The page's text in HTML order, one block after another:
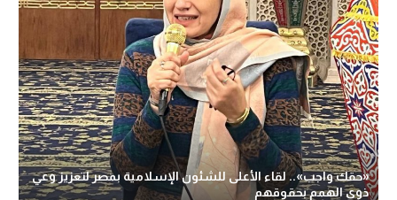
«حقك واجب».. لقاء الأعلى للشئون الإسلامية بمصر لتعزيز وعي
ذوي الهمم بحقوقهم